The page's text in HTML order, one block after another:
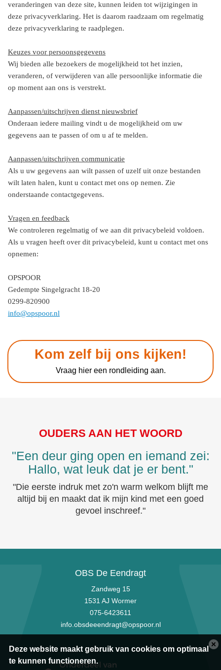
veranderingen van deze site, kunnen leiden tot wijzigingen in
deze privacyverklaring. Het is daarom raadzaam om regelmatig
deze privacyverklaring te raadplegen.
Keuzes voor persoonsgegevens
Wij bieden alle bezoekers de mogelijkheid tot het inzien,
veranderen, of verwijderen van alle persoonlijke informatie die
op moment aan ons is verstrekt.
Aanpassen/uitschrijven dienst nieuwsbrief
Onderaan iedere mailing vindt u de mogelijkheid om uw
gegevens aan te passen of om u af te melden.
Aanpassen/uitschrijven communicatie
Als u uw gegevens aan wilt passen of uzelf uit onze bestanden
wilt laten halen, kunt u contact met ons op nemen. Zie
onderstaande contactgegevens.
Vragen en feedback
We controleren regelmatig of we aan dit privacybeleid voldoen.
Als u vragen heeft over dit privacybeleid, kunt u contact met ons
opnemen:
OPSPOOR
Gedempte Singelgracht 18-20
0299-820900
info@opspoor.nl
Kom zelf bij ons kijken!
Vraag hier een rondleiding aan.
OUDERS AAN HET WOORD
"Een deur ging open en iemand zei:
Hallo, wat leuk dat je er bent."
"Die eerste indruk met zo'n warm welkom blijft me
altijd bij en maakt dat ik mijn kind met een goed
gevoel inschreef."
OBS De Eendragt
Zandweg 15
1531 AJ Wormer
075-6423611
info.obsdeeendragt@opspoor.nl
Deze website maakt gebruik van cookies om optimaal
te kunnen functioneren.